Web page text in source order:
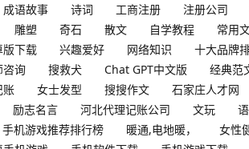
成语故事 诗词 工商注册 注册公司
雕塑 奇石 散文 自学教程 常用
版下载 兴趣爱好 网络知识 十大品牌
咨询 搜救犬 Chat GPT中文版 经典范
账 女士发型 搜搜作文 石家庄人才网
励志名言 河北代理记账公司 文玩
手机游戏推荐排行榜 暖通,电地暖， 女性